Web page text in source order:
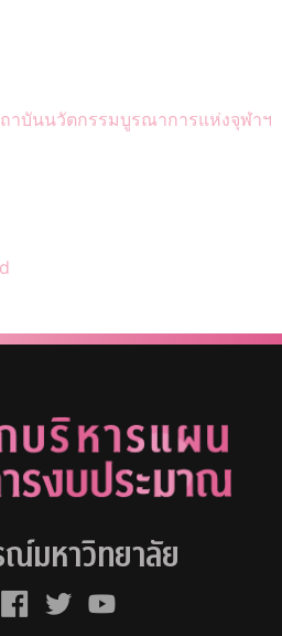
าบันนวัตกรรมบูรณาการแห่งจุฬาฯ
มหาวิทยาลัย